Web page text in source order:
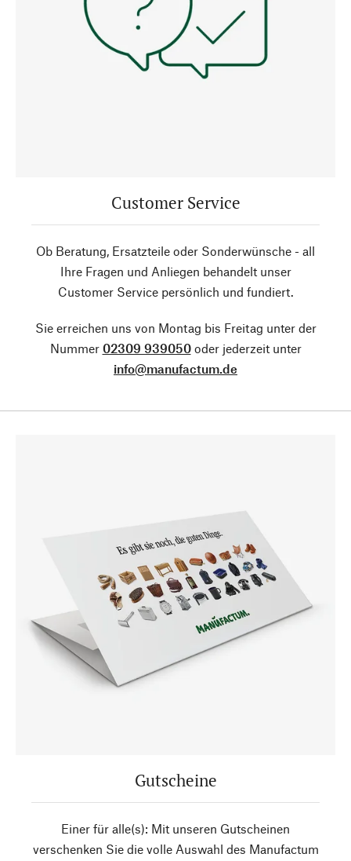
Customer Service
Ob Beratung, Ersatzteile oder Sonderwünsche - all
Ihre Fragen und Anliegen behandelt unser
Customer Service persönlich und fundiert.
Sie erreichen uns von Montag bis Freitag unter der
Nummer 02309 939050oder jederzeit unter
info@manufactum.de
Gutscheine
Einer für alle(s): Mit unseren Gutscheinen
verschenken Sie die volle Auswahl des Manufactum